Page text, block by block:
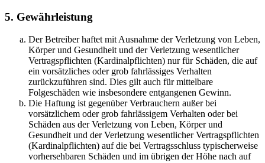
5. Gewährleistung
Der Betreiber haftet mit Ausnahme der Verletzung von Leben,
Körper und Gesundheit und der Verletzung wesentlicher
Vertragspflichten (Kardinalpflichten) nur für Schäden, die auf
ein vorsätzliches oder grob fahrlässiges Verhalten
zurückzuführen sind. Dies gilt auch für mittelbare
Folgeschäden wie insbesondere entgangenen Gewinn.
Die Haftung ist gegenüber Verbrauchern außer bei
vorsätzlichem oder grob fahrlässigem Verhalten oder bei
Schäden aus der Verletzung von Leben, Körper und
Gesundheit und der Verletzung wesentlicher Vertragspflichten
(Kardinalpflichten) auf die bei Vertragsschluss typischerweise
vorhersehbaren Schäden und im übrigen der Höhe nach auf